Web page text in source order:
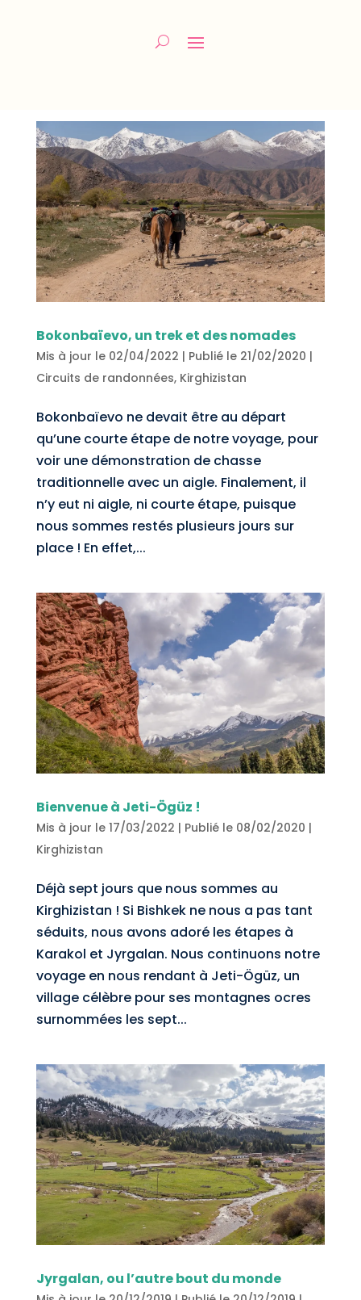
Bokonbaïevo, un trek et des nomades
Mis à jour le 02/04/2022 | Publié le 21/02/2020 |
Circuits de randonnées, Kirghizistan
Bokonbaïevo ne devait être au départ
qu’une courte étape de notre voyage, pour
voir une démonstration de chasse
traditionnelle avec un aigle. Finalement, il
n’y eut ni aigle, ni courte étape, puisque
nous sommes restés plusieurs jours sur
place ! En effet,...
Bienvenue à Jeti-Ögüz !
Mis à jour le 17/03/2022 | Publié le 08/02/2020 |
Kirghizistan
Déjà sept jours que nous sommes au
Kirghizistan ! Si Bishkek ne nous a pas tant
séduits, nous avons adoré les étapes à
Karakol et Jyrgalan. Nous continuons notre
voyage en nous rendant à Jeti-Ögüz, un
village célèbre pour ses montagnes ocres
surnommées les sept...
Jyrgalan, ou l’autre bout du monde